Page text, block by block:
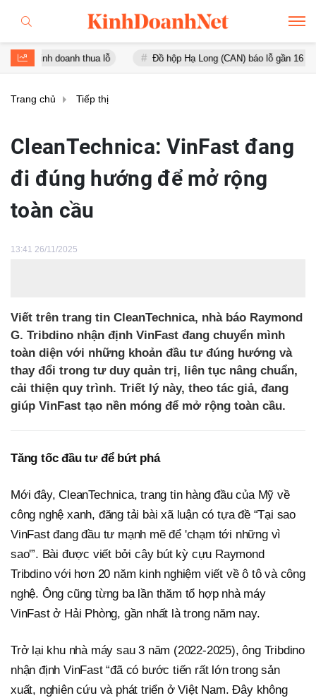
thua lỗ Đồ hộp Hạ Long (CAN) báo lỗ gần 16 tỷ đồng, tài
Trang chủ Tiếp thị
CleanTechnica: VinFast đang
đi đúng hướng để mở rộng
toàn cầu
13:41 26/11/2025
Viết trên trang tin CleanTechnica, nhà báo Raymond
G. Tribdino nhận định VinFast đang chuyển mình
toàn diện với những khoản đầu tư đúng hướng và
thay đổi trong tư duy quản trị, liên tục nâng chuẩn,
cải thiện quy trình. Triết lý này, theo tác giả, đang
giúp VinFast tạo nền móng để mở rộng toàn cầu.
Tăng tốc đầu tư để bứt phá
Mới đây, CleanTechnica, trang tin hàng đầu của Mỹ về
công nghệ xanh, đăng tải bài xã luận có tựa đề “Tại sao
VinFast đang đầu tư mạnh mẽ để 'chạm tới những vì
sao'”. Bài được viết bởi cây bút kỳ cựu Raymond
Tribdino với hơn 20 năm kinh nghiệm viết về ô tô và công
nghệ. Ông cũng từng ba lần thăm tổ hợp nhà máy
VinFast ở Hải Phòng, gần nhất là trong năm nay.
Trở lại khu nhà máy sau 3 năm (2022-2025), ông Tribdino
nhận định VinFast “đã có bước tiến rất lớn trong sản
xuất, nghiên cứu và phát triển ở Việt Nam. Đây không